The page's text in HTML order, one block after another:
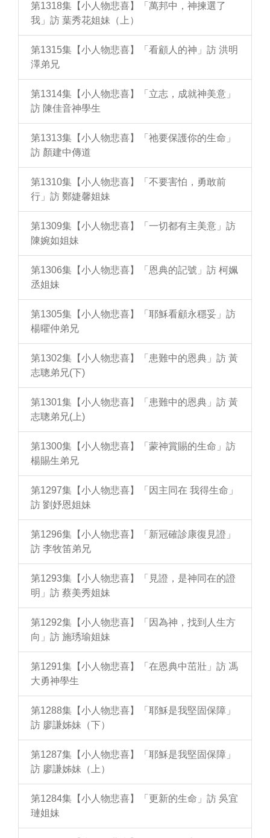
第1318集【小人物悲喜】「萬邦中，神揀選了
我」訪 葉秀花姐妹（上）
第1315集【小人物悲喜】「看顧人的神」訪 洪明
澤弟兄
第1314集【小人物悲喜】「立志，成就神美意」
訪 陳佳音神學生
第1313集【小人物悲喜】「祂要保護你的生命」
訪 顏建中傳道
第1310集【小人物悲喜】「不要害怕，勇敢前
行」訪 鄭婕馨姐妹
第1309集【小人物悲喜】「一切都有主美意」訪
陳婉如姐妹
第1306集【小人物悲喜】「恩典的記號」訪 柯姵
丞姐妹
第1305集【小人物悲喜】「耶穌看顧永穩妥」訪
楊曜仲弟兄
第1302集【小人物悲喜】「患難中的恩典」訪 黃
志聰弟兄(下)
第1301集【小人物悲喜】「患難中的恩典」訪 黃
志聰弟兄(上)
第1300集【小人物悲喜】「蒙神賞賜的生命」訪
楊賜生弟兄
第1297集【小人物悲喜】「因主同在 我得生命」
訪 劉妤恩姐妹
第1296集【小人物悲喜】「新冠確診康復見證」
訪 李牧笛弟兄
第1293集【小人物悲喜】「見證，是神同在的證
明」訪 蔡美秀姐妹
第1292集【小人物悲喜】「因為神，找到人生方
向」訪 施琇瑜姐妹
第1291集【小人物悲喜】「在恩典中茁壯」訪 馮
大勇神學生
第1288集【小人物悲喜】「耶穌是我堅固保障」
訪 廖謙姊妹（下）
第1287集【小人物悲喜】「耶穌是我堅固保障」
訪 廖謙姊妹（上）
第1284集【小人物悲喜】「更新的生命」訪 吳宜
璉姐妹